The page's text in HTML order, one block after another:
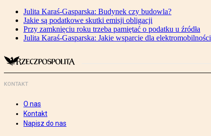
Julita Karaś-Gasparska: Budynek czy budowla?
Jakie są podatkowe skutki emisji obligacji
Przy zamknięciu roku trzeba pamiętać o podatku u źródła
Julita Karaś-Gasparska: Jakie wsparcie dla elektromobilności
KONTAKT
O nas
Kontakt
Napisz do nas